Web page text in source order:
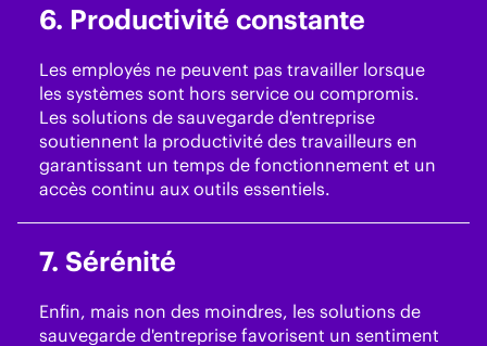
6. Productivité constante
Les employés ne peuvent pas travailler lorsque
les systèmes sont hors service ou compromis.
Les solutions de sauvegarde d'entreprise
soutiennent la productivité des travailleurs en
garantissant un temps de fonctionnement et un
accès continu aux outils essentiels.
7. Sérénité
Enfin, mais non des moindres, les solutions de
sauvegarde d'entreprise favorisent un sentiment